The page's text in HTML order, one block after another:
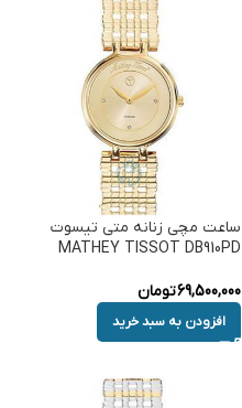
ساعت مچی زنانه متی تیسوت
MATHEY TISSOT DB910PD
69,500,000تومان
افزودن به سبد خرید